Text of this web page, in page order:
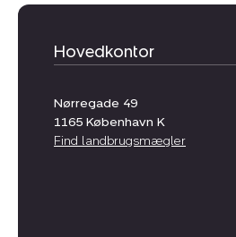
Hovedkontor
Nørregade 49
1165 København K
Find landbrugsmægler